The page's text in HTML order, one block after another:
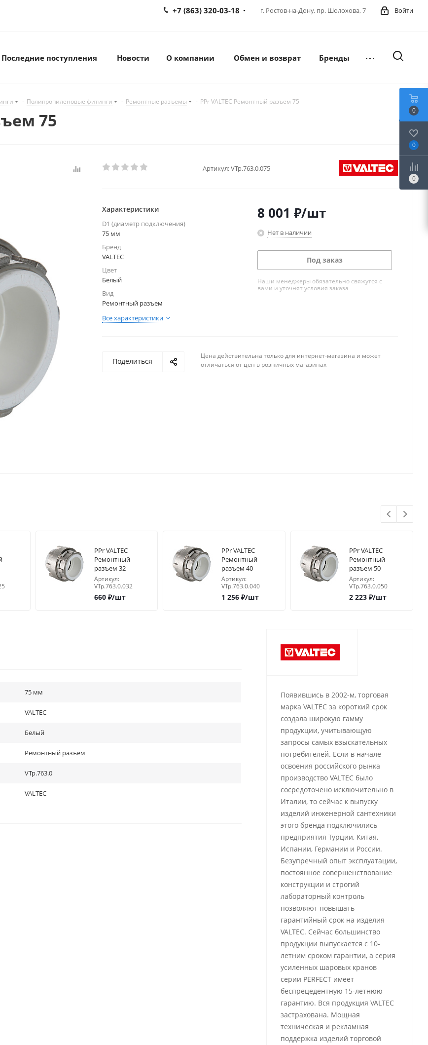
Войти
г. Ростов-на-Дону, пр. Шолохова, 7
+7 (863) 320-03-18
Последние поступления Новости О компании Обмен и возврат Бренды
- Полипропиленовые фитинги - Ремонтные разъемы - PPr VALTEC Ремонтный разъем 75
75
Артикул:VTp.763.0.075
Характеристики
D1 (диаметр подключения)
75 мм
Бренд
VALTEC
Цвет
Белый
Вид
Ремонтный разъем
Все характеристики
8 001 ₽/шт
Нет в наличии
Под заказ
Наши менеджеры обязательно свяжутся с
вами и уточнят условия заказа
Поделиться
Цена действительна только для интернет-магазина и может
отличаться от цен в розничных магазинах
PPr VALTEC
Ремонтный
разъем 32
Артикул:
VTp.763.0.032
660₽/шт
PPr VALTEC
Ремонтный
разъем 40
Артикул:
VTp.763.0.040
1 256 ₽/шт
PPr VALTEC
Ремонтный
разъем 50
Артикул:
VTp.763.0.050
2 223 ₽/шт
75 мм
VALTEC
Белый
Ремонтный разъем
VTp.763.0
VALTEC
Появившись в 2002-м, торговая
марка VALTEC за короткий срок
создала широкую гамму
продукции, учитывающую
запросы самых взыскательных
потребителей. Если в начале
освоения российского рынка
производство VALTEC было
сосредоточено исключительно в
Италии, то сейчас к выпуску
изделий инженерной сантехники
этого бренда подключились
предприятия Турции, Китая,
Испании, Германии и России.
Безупречный опыт эксплуатации,
постоянное совершенствование
конструкции и строгий
лабораторный контроль
позволяют повышать
гарантийный срок на изделия
VALTEC. Сейчас большинство
продукции выпускается с 10-
летним сроком гарантии, а серия
усиленных шаровых кранов
серии PERFECT имеет
беспрецедентную 15-летнюю
гарантию. Вся продукция VALTEC
застрахована. Мощная
техническая и рекламная
поддержка изделий торговой
0
0
0